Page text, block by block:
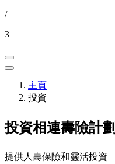
/
3
主頁
投資
投資相連壽險計劃
提供人壽保險和靈活投資